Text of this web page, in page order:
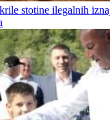
stotine ilegalnih